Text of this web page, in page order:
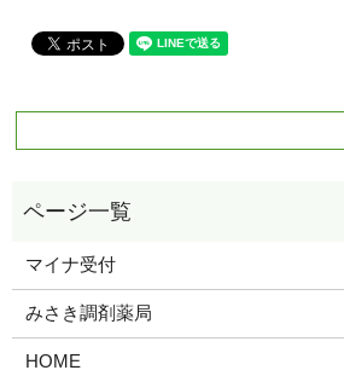
マイナ受付
みさき調剤薬局
HOME